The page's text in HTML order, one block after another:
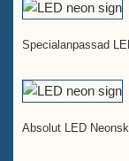
Specialanpassad
Absolut LED